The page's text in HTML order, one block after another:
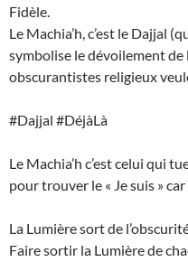
Fidèle.
Le Machia’h, c’est le Dajjal
symbolise le dévoilement
obscurantistes religieux
#Dajjal #DéjàLà
Le Machia’h c’est celui qui
pour trouver le « Je suis »
La Lumière sort de
Faire sortir la Lumière de